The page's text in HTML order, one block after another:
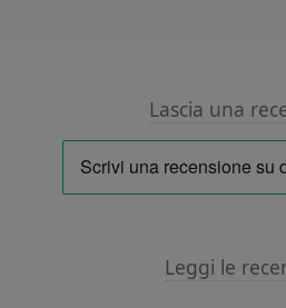
Lascia una
Leggi le